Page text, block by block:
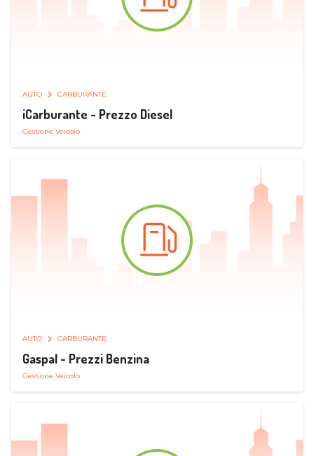
AUTO CARBURANTE
iCarburante - Prezzo Diesel
Gestione Veicolo
AUTO CARBURANTE
Gaspal - Prezzi Benzina
Gestione Veicolo